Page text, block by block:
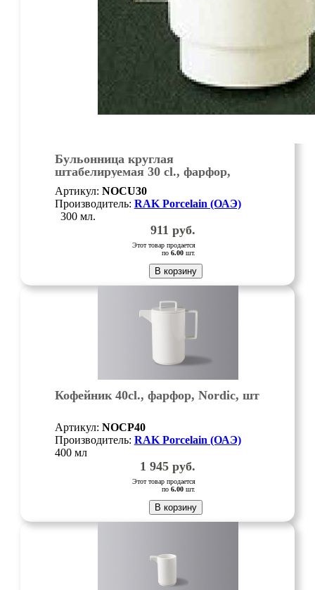
Бульонница круглая
штабелируемая 30 cl., фарфор,
Nordic, шт
Артикул: NOCU30
Производитель: RAK Porcelain (ОАЭ)
300 мл.
911 руб.
Этот товар продается
по 6.00шт.
В корзину
Кофейник 40cl., фарфор, Nordic, шт
Артикул: NOCP40
Производитель: RAK Porcelain (ОАЭ)
400 мл
1 945руб.
Этот товар продается
по 6.00шт.
В корзину